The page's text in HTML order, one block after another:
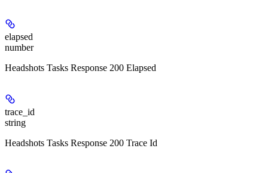
elapsed
number
Headshots Tasks Response 200 Elapsed
trace_id
string
Headshots Tasks Response 200 Trace Id